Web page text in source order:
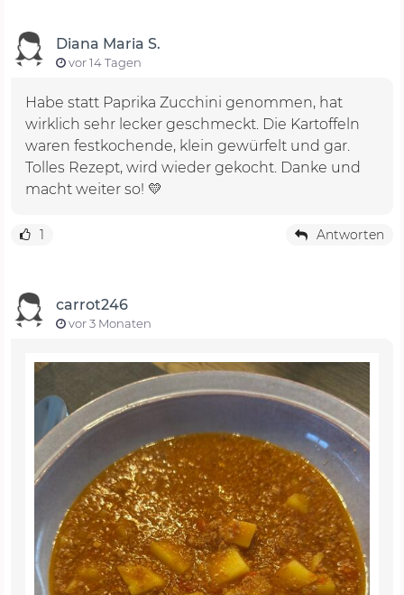
Diana Maria S.
vor 14 Tagen
Habe statt Paprika Zucchini genommen, hat
wirklich sehr lecker geschmeckt. Die Kartoffeln
waren festkochende, klein gewürfelt und gar.
Tolles Rezept, wird wieder gekocht. Danke und
macht weiter so! 💛
1 Antworten
carrot246
vor 3 Monaten